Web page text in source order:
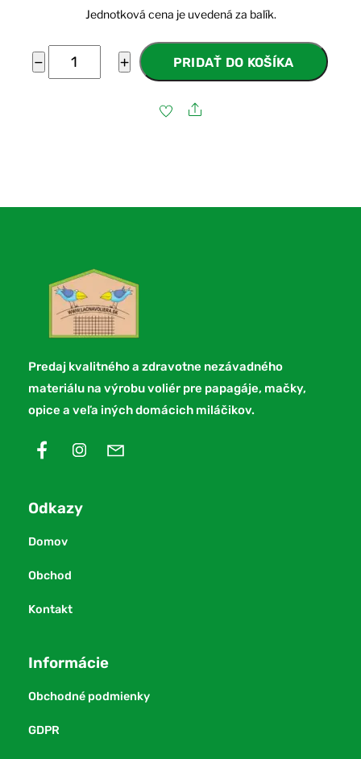
Jednotková cena je uvedená za balík.
−
množstvo
Esafort
+ PRIDAŤ DO KOŠÍKA
Share
Predaj kvalitného a zdravotne nezávadného
materiálu na výrobu voliér pre papagáje, mačky,
opice a veľa iných domácich miláčikov.
Odkazy
Domov
Obchod
Kontakt
Informácie
Obchodné podmienky
GDPR